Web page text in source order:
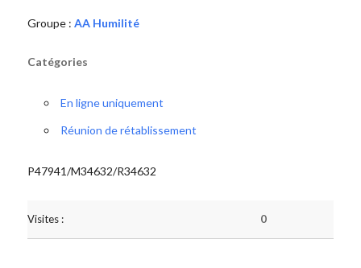
Groupe : AA Humilité
Catégories
En ligne uniquement
Réunion de rétablissement
P47941/M34632/R34632
Visites : 0